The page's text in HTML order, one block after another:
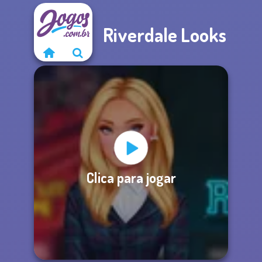
Riverdale Looks
Clica para jogar